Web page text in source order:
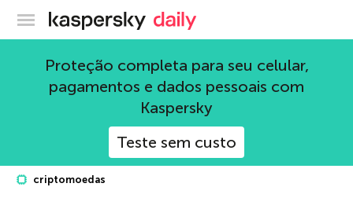
Blog oficial da Kaspersky
Proteção completa para seu celular,
pagamentos e dados pessoais com
Kaspersky
Teste sem custo
criptomoedas